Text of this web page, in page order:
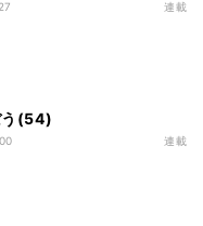
連載
う(54)
連載